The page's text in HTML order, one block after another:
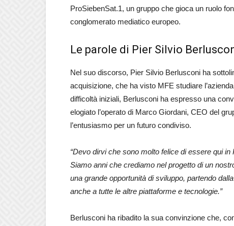
ProSiebenSat.1, un gruppo che gioca un ruolo
conglomerato mediatico europeo.
Le parole di Pier Silvio
Nel suo discorso, Pier Silvio Berlusconi ha
acquisizione, che ha visto MFE studiare
difficoltà iniziali, Berlusconi ha espresso una
elogiato l’operato di Marco Giordani, CEO del
l’entusiasmo per un futuro condiviso.
“Devo dirvi che sono molto felice di essere qui
Siamo anni che crediamo nel progetto di un
una grande opportunità di sviluppo, partendo
anche a tutte le altre piattaforme e tecnologie.”
Berlusconi ha ribadito la sua convinzione che,